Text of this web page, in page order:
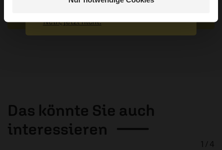
Das könnte Sie auch
interessieren
1 / 4
Nein, jetzt nicht.